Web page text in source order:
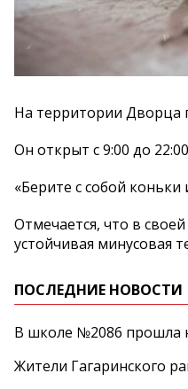
На территории Дворца
Он открыт с 9:00 до
«Берите с собой
Отмечается, что в
устойчивая минусовая
ПОСЛЕДНИЕ НОВОСТИ
В школе №2086 прошла
Жители Гагаринского